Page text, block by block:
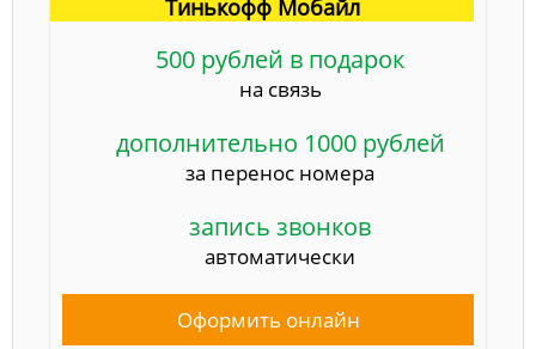
Тинькофф Мобайл
500 рублей в подарок
на связь
дополнительно 1000 рублей
за перенос номера
запись звонков
автоматически
Оформить онлайн